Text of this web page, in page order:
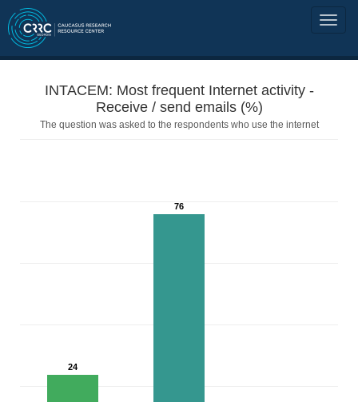
INTACEM: Most frequent Internet activity -
Receive / send emails (%)
The question was asked to the respondents who use the internet
24
76